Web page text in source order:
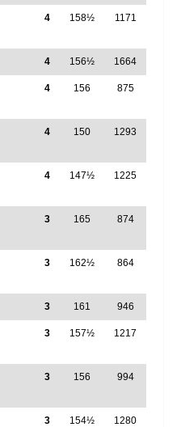
4 158½ 1171
4 156½ 1664
4 156 875
4 150 1293
4 147½ 1225
3 165 874
3 162½ 864
3 161 946
3 157½ 1217
3 156 994
3 154½ 1280